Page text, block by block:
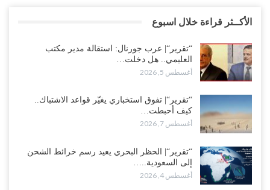
الأكــثر قراءة خلال اسبوع
“تقرير“| عرب جورنال: استقالة مدير مكتب
العليمي.. هل دخلت…
أغسطس 5, 2026
“تقرير“| تفوق استخباري يغيّر قواعد الاشتباك..
كيف أحبطت…
أغسطس 7, 2026
“تقرير“| الحظر البحري يعيد رسم خرائط الشحن
إلى السعودية..…
أغسطس 4, 2026